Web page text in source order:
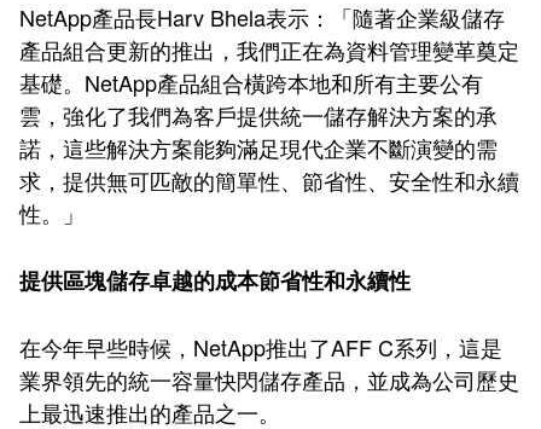
NetApp產品長Harv Bhela表示：「隨著企業級儲存
產品組合更新的推出，我們正在為資料管理變革奠定
基礎。NetApp產品組合橫跨本地和所有主要公有
雲，強化了我們為客戶提供統一儲存解決方案的承
諾，這些解決方案能夠滿足現代企業不斷演變的需
求，提供無可匹敵的簡單性、節省性、安全性和永續
性。」
提供區塊儲存卓越的成本節省性和永續性
在今年早些時候，NetApp推出了AFF C系列，這是
業界領先的統一容量快閃儲存產品，並成為公司歷史
上最迅速推出的產品之一。